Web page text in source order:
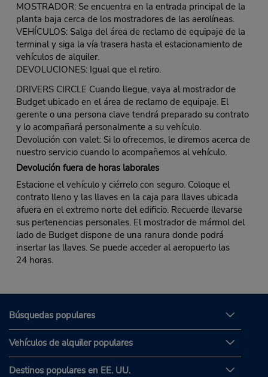
MOSTRADOR: Se encuentra en la entrada principal de la
planta baja cerca de los mostradores de las aerolíneas.
VEHÍCULOS: Salga del área de reclamo de equipaje de la
terminal y siga la vía trasera hasta el estacionamiento de
vehículos de alquiler.
DEVOLUCIONES: Igual que el retiro.
DRIVERS CIRCLE Cuando llegue, vaya al mostrador de
Budget ubicado en el área de reclamo de equipaje. El
gerente o una persona clave tendrá preparado su contrato
y lo acompañará personalmente a su vehículo.
Devolución con valet: Si lo ofrecemos, le diremos acerca de
nuestro servicio cuando lo acompañemos al vehículo.
Devolución fuera de horas laborales
Estacione el vehículo y ciérrelo con seguro. Coloque el
contrato lleno y las llaves en la caja para llaves ubicada
afuera en el extremo norte del edificio. Recuerde llevarse
sus pertenencias personales. El mostrador de mármol del
lado de Budget dispone de una ranura donde podrá
insertar las llaves. Se puede acceder al aeropuerto las
24 horas.
Búsquedas populares
Vehículos de alquiler populares
Destinos populares en EE. UU.